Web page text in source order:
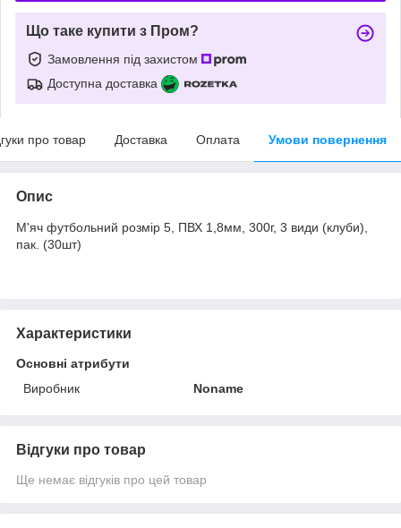
Що таке купити з Пром?
Замовлення під захистом
Доступна доставка
про товар Доставка Оплата Умови повернення
Опис
М'яч футбольний розмір 5, ПВХ 1,8мм, 300г, 3 види (клуби),
пак. (30шт)
Характеристики
Основні атрибути
Виробник
Noname
Відгуки про товар
Ще немає відгуків про цей товар